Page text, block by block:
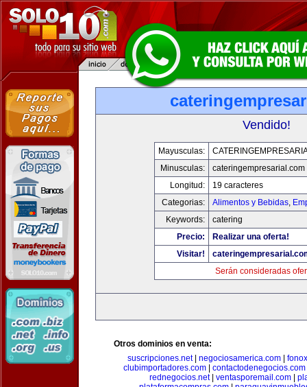
Vendido!
Mayusculas:
Minusculas:
cateringempresarial.com
Longitud:
19 caracteres
Categorias:
Alimentos y Bebidas,
Keywords:
catering
Precio:
Realizar una oferta!
Visitar!
Serán consideradas
Otros dominios en venta:
suscripciones.net| negociosamerica.com|
clubimportadores.com
contactodenegocios.com
rednegocios.net| ventasporemail.com